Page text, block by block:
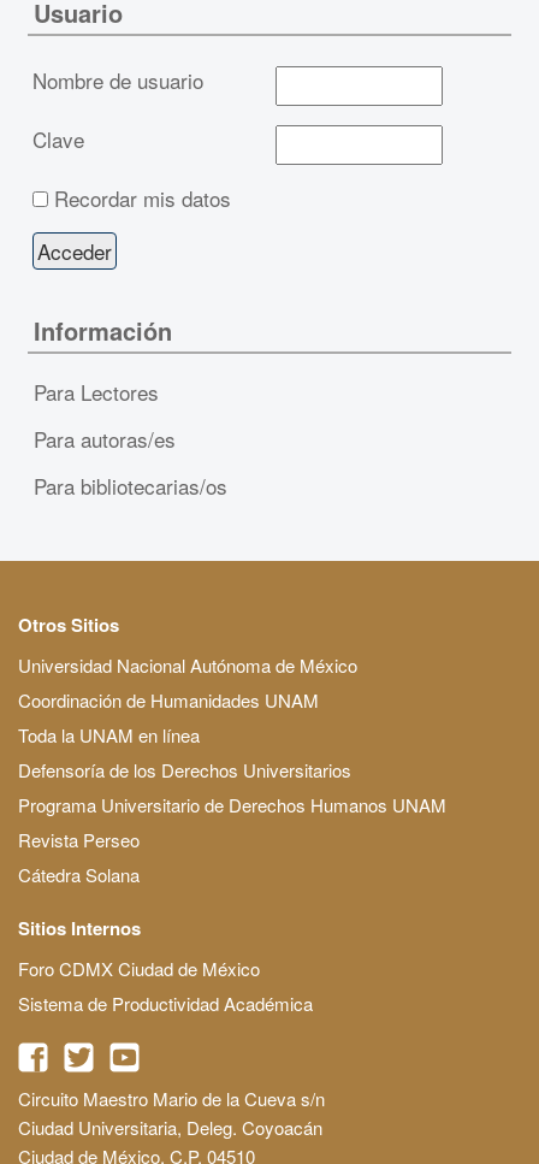
Usuario
Nombre de usuario
Clave
Recordar mis datos
Información
Para Lectores
Para autoras/es
Para bibliotecarias/os
Otros Sitios
Universidad Nacional Autónoma de México
Coordinación de Humanidades UNAM
Toda la UNAM en línea
Defensoría de los Derechos Universitarios
Programa Universitario de Derechos Humanos UNAM
Revista Perseo
Cátedra Solana
Sitios Internos
Foro CDMX Ciudad de México
Sistema de Productividad Académica
Circuito Maestro Mario de la Cueva s/n
Ciudad Universitaria, Deleg. Coyoacán
Ciudad de México, C.P. 04510